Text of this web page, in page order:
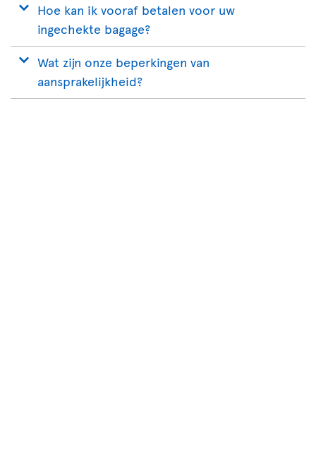
Hoe kan ik vooraf betalen voor uw
ingechekte bagage?
Wat zijn onze beperkingen van
aansprakelijkheid?